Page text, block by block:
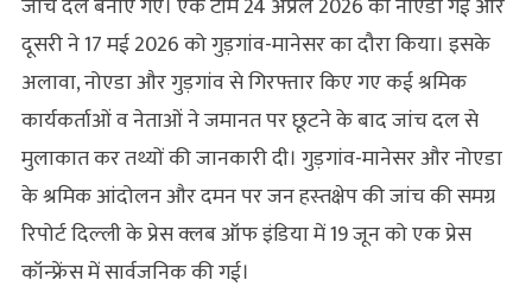
जांच दल बनाए गए। एक टीम 24 अप्रैल 2026 को नोएडा गई और
दूसरी ने 17 मई 2026 को गुड़गांव-मानेसर का दौरा किया। इसके
अलावा, नोएडा और गुड़गांव से गिरफ्तार किए गए कई श्रमिक
कार्यकर्ताओं व नेताओं ने जमानत पर छूटने के बाद जांच दल से
मुलाकात कर तथ्यों की जानकारी दी। गुड़गांव-मानेसर और नोएडा
के श्रमिक आंदोलन और दमन पर जन हस्‍तक्षेप की जांच की समग्र
रिपोर्ट दिल्‍ली के प्रेस क्‍लब ऑफ इंडिया में 19 जून को एक प्रेस
कॉन्‍फ्रेंस में सार्वजनिक की गई।